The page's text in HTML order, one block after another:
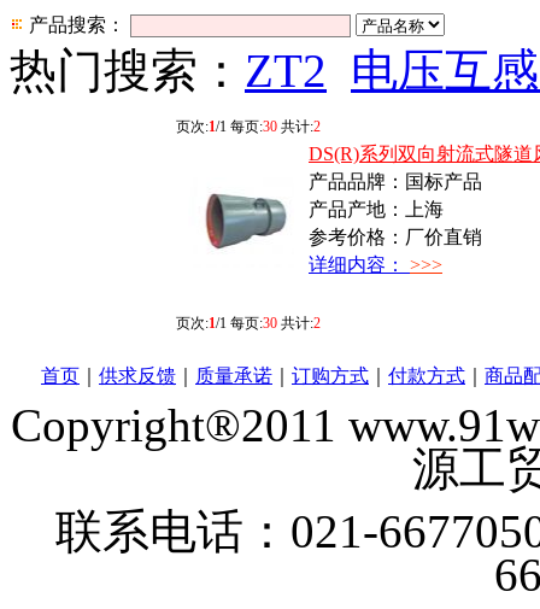
产品搜索：
热门搜索： ZT2 电压互
页次:1/1 每页:30 共计:2
DS(R)系列双向射流式隧道
产品品牌：国标产品
产品产地：上海
参考价格：厂价直销
详细内容： >>>
页次:1/1 每页:30 共计:2
首页 供求反馈 质量承诺 订购方式 付款方式 商品
Copyright®2011
源工
联系电话：021-